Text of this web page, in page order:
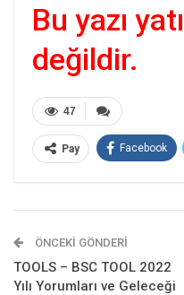
Bu yazı
değildir.
47
Pay Facebook
ÖNCEKI GÖNDERI
TOOLS – BSC TOOL 2022
Yılı Yorumları ve Geleceği